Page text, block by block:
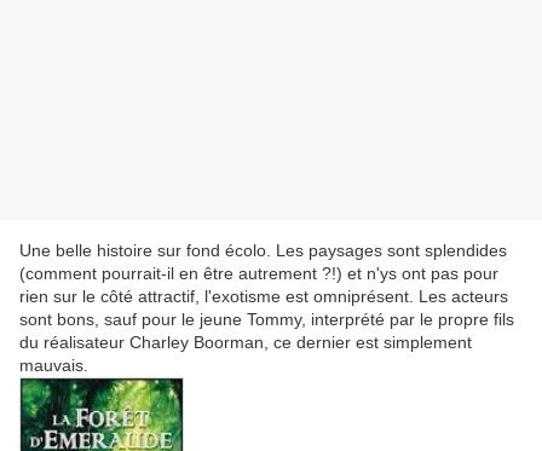
Une belle histoire sur fond écolo. Les paysages sont splendides
(comment pourrait-il en être autrement ?!) et n'ys ont pas pour
rien sur le côté attractif, l'exotisme est omniprésent. Les acteurs
sont bons, sauf pour le jeune Tommy, interprété par le propre fils
du réalisateur Charley Boorman, ce dernier est simplement
mauvais.